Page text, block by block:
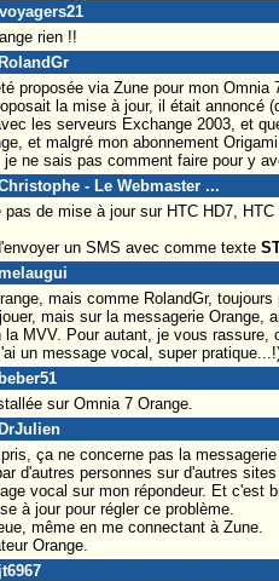
rien !!
proposée via Zune pour mon Omnia
la mise à jour, il était annoncé
les serveurs Exchange 2003, et
et malgré mon abonnement
ne sais pas comment faire pour y
- Le Webmaster ...
pas de mise à jour sur HTC HD7,
un SMS avec comme texte
mais comme RolandGr,
mais sur la messagerie Orange,
MVV. Pour autant, je vous
un message vocal, super
sur Omnia 7 Orange.
ça ne concerne pas la
d'autres personnes sur d'autres
vocal sur mon répondeur. Et c'est
à jour pour régler ce problème.
même en me connectant à Zune.
Orange.